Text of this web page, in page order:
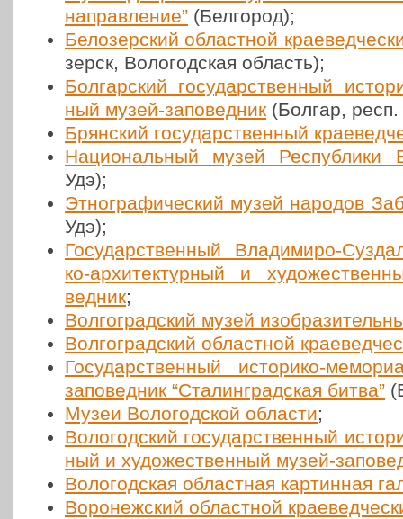
направ­ле­ние” (Бел­го­род);
Бело­зер­ский област­ной
зерск, Воло­год­ская область);
Бол­гар­ский госу­дар­ствен­ный
ный музей-запо­вед­ник (Болгар,
Брян­ский госу­дар­ствен­ный
Наци­о­наль­ный музей Рес­пуб­ли­ки
Удэ);
Этно­гра­фи­че­ский музей народов
Удэ);
Госу­дар­ствен­ный Вла­ди­ми­ро-
ко-архи­тек­тур­ный и
вед­ник;
Вол­го­град­ский музей
Вол­го­град­ский област­ной
Госу­дар­ствен­ный исто­ри­ко-
запо­вед­ник “Ста­лин­град­ская битва”
Музеи Воло­год­ской области;
Воло­год­ский госу­дар­ствен­ный
ный и худо­же­ствен­ный музей-
Воло­год­ская област­ная кар­тин­ная
Воро­неж­ский област­ной